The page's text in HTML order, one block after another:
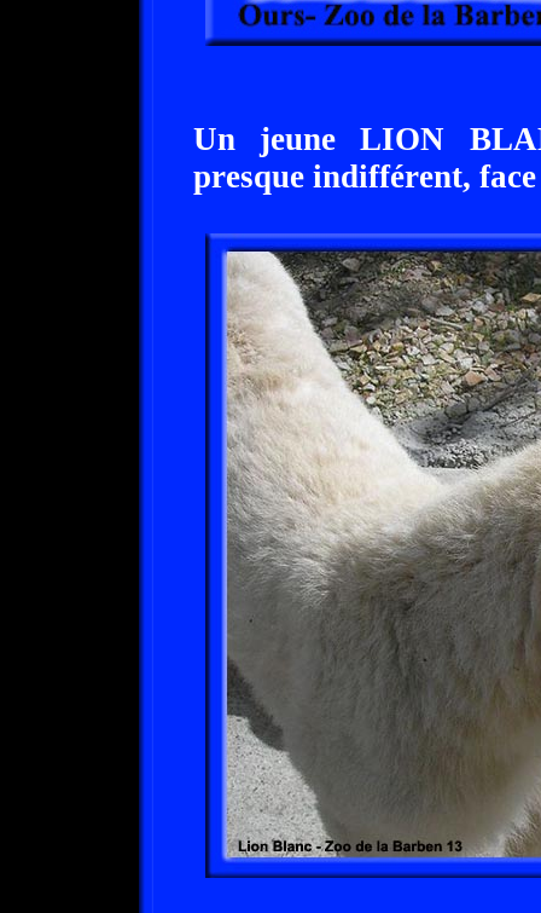
Un jeune LION
presque indifférent,